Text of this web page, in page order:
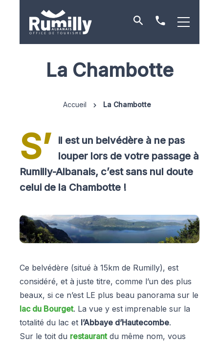
Contact
La Chambotte
Accueil La Chambotte
S’
il est un belvédère à ne pas
louper lors de votre passage à
Rumilly-Albanais, c’est sans nul doute
celui de la Chambotte !
Ce belvédère (situé à 15km de Rumilly), est
considéré, et à juste titre, comme l’un des plus
beaux, si ce n’est LE plus beau panorama sur le
lac du Bourget. La vue y est imprenable sur la
totalité du lac et l’Abbaye d’Hautecombe.
Sur le toit du restaurantdu même nom, vous